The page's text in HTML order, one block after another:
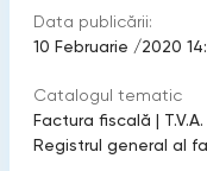
Data publicării:
10 Februarie /2020
Catalogul tematic
Factura fiscală | T.V.A.
Registrul general al